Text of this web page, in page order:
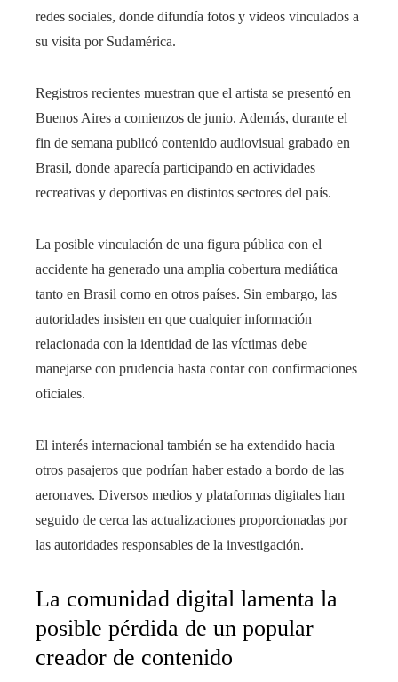
redes sociales, donde difundía fotos y videos vinculados a
su visita por Sudamérica.
Registros recientes muestran que el artista se presentó en
Buenos Aires a comienzos de junio. Además, durante el
fin de semana publicó contenido audiovisual grabado en
Brasil, donde aparecía participando en actividades
recreativas y deportivas en distintos sectores del país.
La posible vinculación de una figura pública con el
accidente ha generado una amplia cobertura mediática
tanto en Brasil como en otros países. Sin embargo, las
autoridades insisten en que cualquier información
relacionada con la identidad de las víctimas debe
manejarse con prudencia hasta contar con confirmaciones
oficiales.
El interés internacional también se ha extendido hacia
otros pasajeros que podrían haber estado a bordo de las
aeronaves. Diversos medios y plataformas digitales han
seguido de cerca las actualizaciones proporcionadas por
las autoridades responsables de la investigación.
La comunidad digital lamenta la
posible pérdida de un popular
creador de contenido